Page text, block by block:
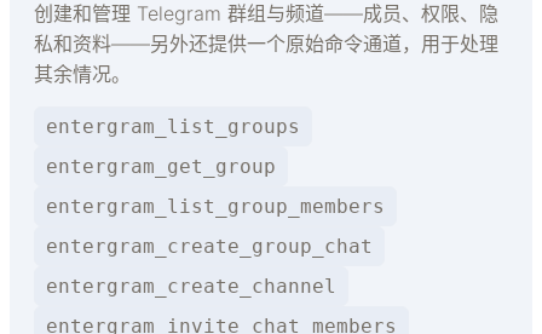
创建和管理 Telegram 群组与频道——成员、权限、隐
私和资料——另外还提供一个原始命令通道，用于处理
其余情况。
entergram_list_groups
entergram_get_group
entergram_list_group_members
entergram_create_group_chat
entergram_create_channel
entergram_invite_chat_members